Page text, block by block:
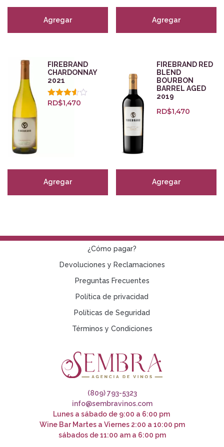
Biodinámico (52)
Natural (21)
Sostenible (2)
Puntuaciones
Re-inicializar
Agregar Agregar
FIREBRAND
CHARDONNAY
2021
Valorado
RD$1,470
Agregar
FIREBRAND RED
BLEND
BOURBON
BARREL AGED
2019
RD$1,470
Agregar
¿Cómo pagar?
Devoluciones y Reclamaciones
Preguntas Frecuentes
Política de privacidad
Políticas de Seguridad
Términos y Condiciones
(809) 793-5323
info@sembravinos.com
Lunes a sábado de 9:00 a 6:00 pm
Wine Bar Martes a Viernes 2:00 a 10:00 pm
sábados de 11:00 am a 6:00 pm